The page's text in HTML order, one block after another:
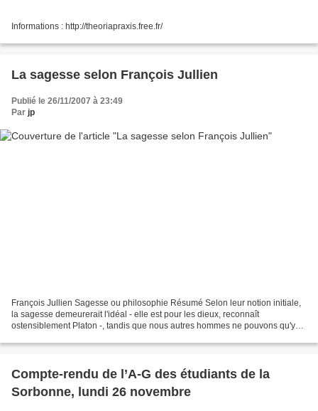
Informations : http://theoriapraxis.free.fr/
La sagesse selon François Jullien
Publié le 26/11/2007 à 23:49
Par jp
François Jullien Sagesse ou philosophie Résumé Selon leur notion initiale,
la sagesse demeurerait l'idéal - elle est pour les dieux, reconnaît
ostensiblement Platon -, tandis que nous autres hommes ne pouvons qu'y
Compte-rendu de l’A-G des étudiants de la
Sorbonne, lundi 26 novembre